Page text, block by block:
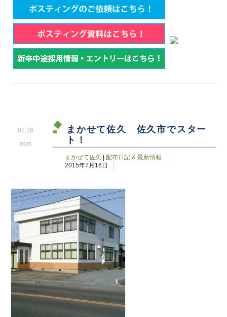
まかせて佐久 佐久市でスター
ト！
まかせて佐久
配布日記 & 最新情報
2015年7月16日
2026
07.16